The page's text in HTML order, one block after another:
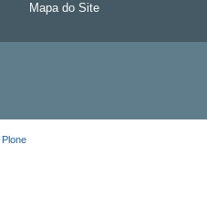
Mapa do Site
Plone